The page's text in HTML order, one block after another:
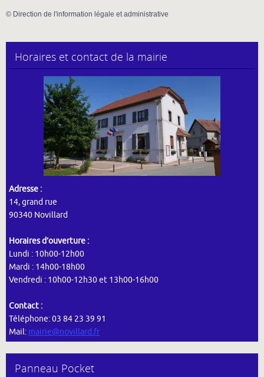
© Direction de l'information légale et administrative
Horaires et contact de la mairie
Adresse :
14, grand rue
90340 Novillard
Horaires d’ouverture :
Lundi : 10h00-12h00
Mardi : 14h00-18h00
Vendredi : 10h00-12h30 et 13h00-16h00
Contact :
Téléphone: 03 84 23 39 91
Mail: mairie@novillard.fr
Panneau Pocket